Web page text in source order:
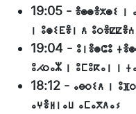
19:05 - ⴻⵙⵙⴻⵅⵙⵉ ⵏ
ⵏ ⵓⵙⵉⴹⴻⵏ ⴷ
19:04 - ⵓⵏⴻⵙⵛⵓ
ⵓⵃⵔⴰⵣ ⵏ ⵓⵎⵓⴽⴰⵏ ⵏ
18:12 - ⴰⴱⵔⵉⴷ ⵏ
ⴰⵖⴻⵍⵏⴰⵡ ⴰⵎⴰⴳⴷⴰⵢ